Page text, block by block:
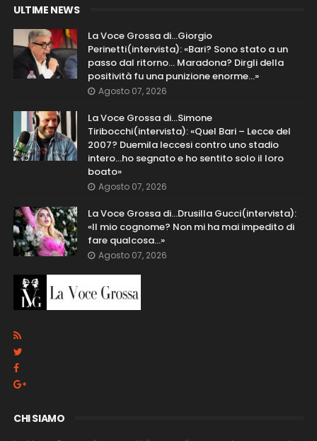
ULTIME NEWS
La Voce Grossa di…Giorgio
Perinetti(intervista): «Bari? Sono stato a un
passo dal ritorno... Maradona? Dirgli della
positività fu una punizione enorme…»
Agosto 07, 2026
La Voce Grossa di…Simone
Tiribocchi(intervista): «Quel Bari – Lecce del
2007? Duemila leccesi contro uno stadio
intero...ho segnato e ho sentito solo il loro
boato»
Agosto 07, 2026
La Voce Grossa di…Drusilla Gucci(intervista):
«Il mio cognome? Non mi ha mai impedito di
fare qualcosa…»
Agosto 07, 2026
CHI SIAMO